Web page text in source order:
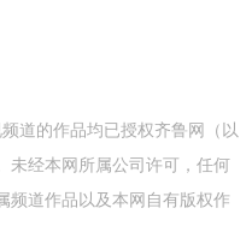
道的作品均已授权齐鲁网（以
未经本网所属公司许可，任何
频道作品以及本网自有版权作